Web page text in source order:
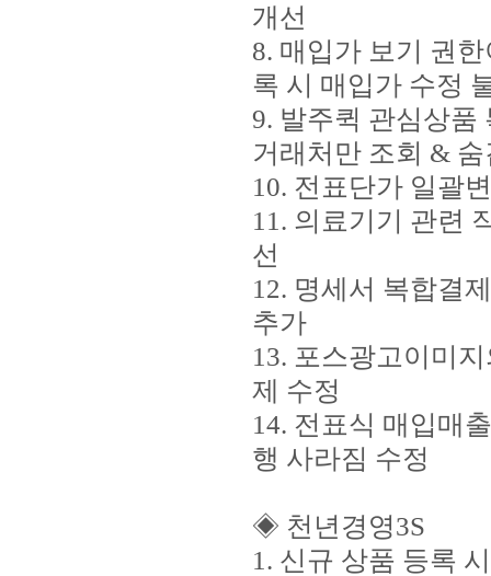
개선
8. 매입가 보기 권
록 시 매입가 수정
9. 발주퀵 관심상품
거래처만 조회 &
10. 전표단가 일괄
11. 의료기기 관련
선
12. 명세서 복합결
추가
13. 포스광고이미
제 수정
14. 전표식 매입매
행 사라짐 수정
◈ 천년경영3S
1. 신규 상품 등록